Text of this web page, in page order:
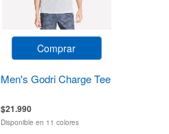
Comprar
Men's Godri Charge Tee
$21.990
Disponible en 11 colores